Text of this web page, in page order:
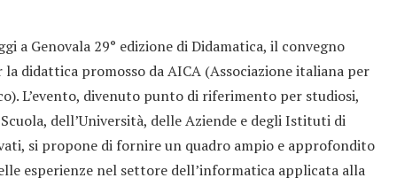
a Genovala 29° edizione di Didamatica, il convegno
didattica promosso da AICA (Associazione italiana per
L’evento, divenuto punto di riferimento per studiosi,
dell’Università, delle Aziende e degli Istituti di
si propone di fornire un quadro ampio e approfondito
esperienze nel settore dell’informatica applicata alla